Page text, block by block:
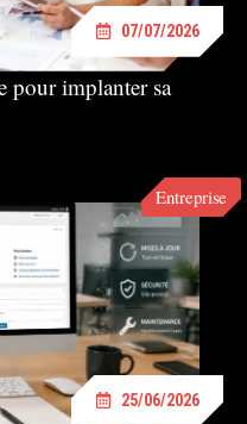
07/07/2026
pour implanter sa
Entreprise
25/06/2026